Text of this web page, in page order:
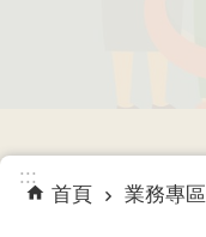
:::
首頁 業務專區